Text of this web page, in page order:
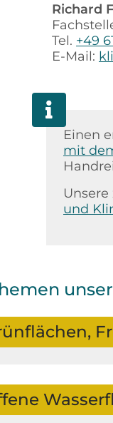
Richard
Tel. +49
E-Mail:
Einen
mit
und